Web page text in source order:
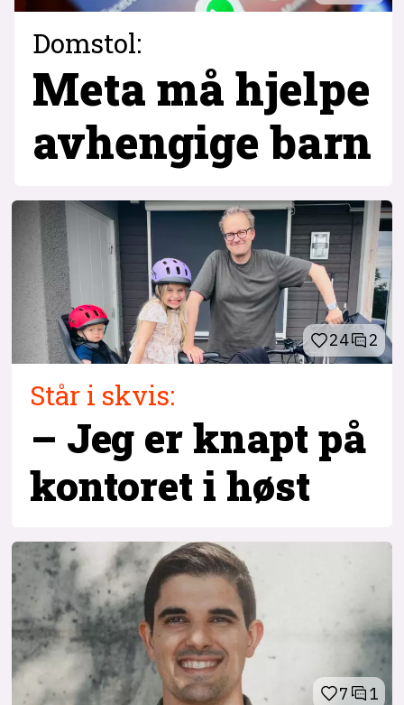
Domstol:
Meta må hjelpe
avhengige barn
24 2
Står i skvis:
– Jeg er knapt på
kontoret i høst
7 1